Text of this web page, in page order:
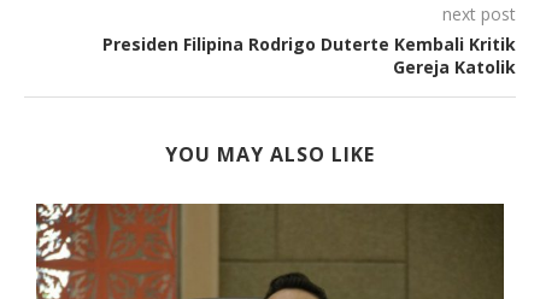
next post
Presiden Filipina Rodrigo Duterte Kembali Kritik
Gereja Katolik
YOU MAY ALSO LIKE